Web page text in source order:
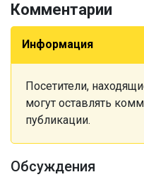
Комментарии
Информация
Посетители,
могут оставлять
публикации.
Обсуждения